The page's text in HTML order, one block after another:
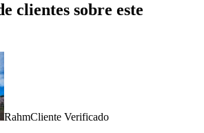
clientes sobre este
RahmCliente Verificado